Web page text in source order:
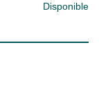
Disponible